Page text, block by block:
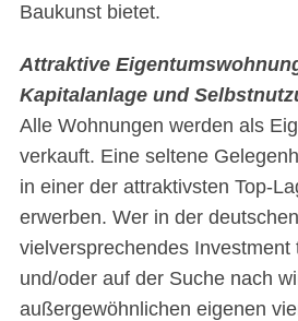
Baukunst bietet.
Attraktive
Kapitalanlage und
Alle Wohnungen werden als
verkauft. Eine seltene
in einer der attraktivsten Top-
erwerben. Wer in der
vielversprechendes Investment
und/oder auf der Suche nach
außergewöhnlichen eigenen